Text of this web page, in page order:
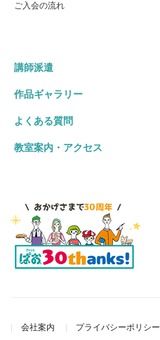
ご入会の流れ
講師派遣
作品ギャラリー
よくある質問
教室案内・アクセス
会社案内 プライバシーポリシー